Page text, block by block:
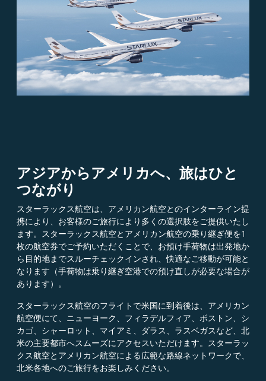
アジアからアメリカへ、旅はひと
つながり
スターラックス航空は、アメリカン航空とのインターライン提
携により、お客様のご旅行により多くの選択肢をご提供いたし
ます。スターラックス航空とアメリカン航空の乗り継ぎ便を1
枚の航空券でご予約いただくことで、お預け手荷物は出発地か
ら目的地までスルーチェックインされ、快適なご移動が可能と
なります（手荷物は乗り継ぎ空港での預け直しが必要な場合が
あります）。
スターラックス航空のフライトで米国に到着後は、アメリカン
航空便にて、ニューヨーク、フィラデルフィア、ボストン、シ
カゴ、シャーロット、マイアミ、ダラス、ラスベガスなど、北
米の主要都市へスムーズにアクセスいただけます。スターラッ
クス航空とアメリカン航空による広範な路線ネットワークで、
北米各地へのご旅行をお楽しみください。